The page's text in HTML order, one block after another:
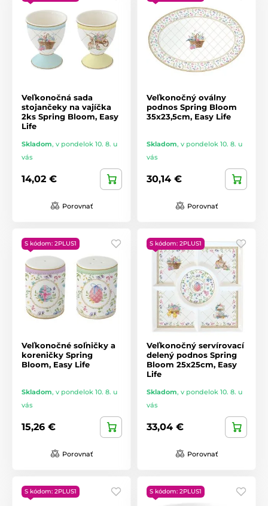
Veľkonočná sada
stojančeky na vajíčka
2ks Spring Bloom, Easy
Life
Skladom, v pondelok 10. 8. u
vás
14,02 €
Porovnať
Veľkonočný oválny
podnos Spring Bloom
35x23,5cm, Easy Life
Skladom, v pondelok 10. 8. u
vás
30,14 €
Porovnať
S kódom: 2PLUS1
Veľkonočné soľničky a
koreničky Spring
Bloom, Easy Life
Skladom, v pondelok 10. 8. u
vás
15,26 €
Porovnať
S kódom: 2PLUS1
Veľkonočný servírovací
delený podnos Spring
Bloom 25x25cm, Easy
Life
Skladom, v pondelok 10. 8. u
vás
33,04 €
Porovnať
S kódom: 2PLUS1 S kódom: 2PLUS1